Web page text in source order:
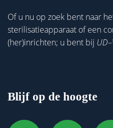
Of u nu op zoek bent naar
sterilisatieapparaat of een
(her)inrichten; u bent bij UD–
Blijf op de hoogte